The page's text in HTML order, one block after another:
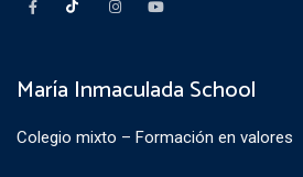
María Inmaculada School
Colegio mixto – Formación en valores